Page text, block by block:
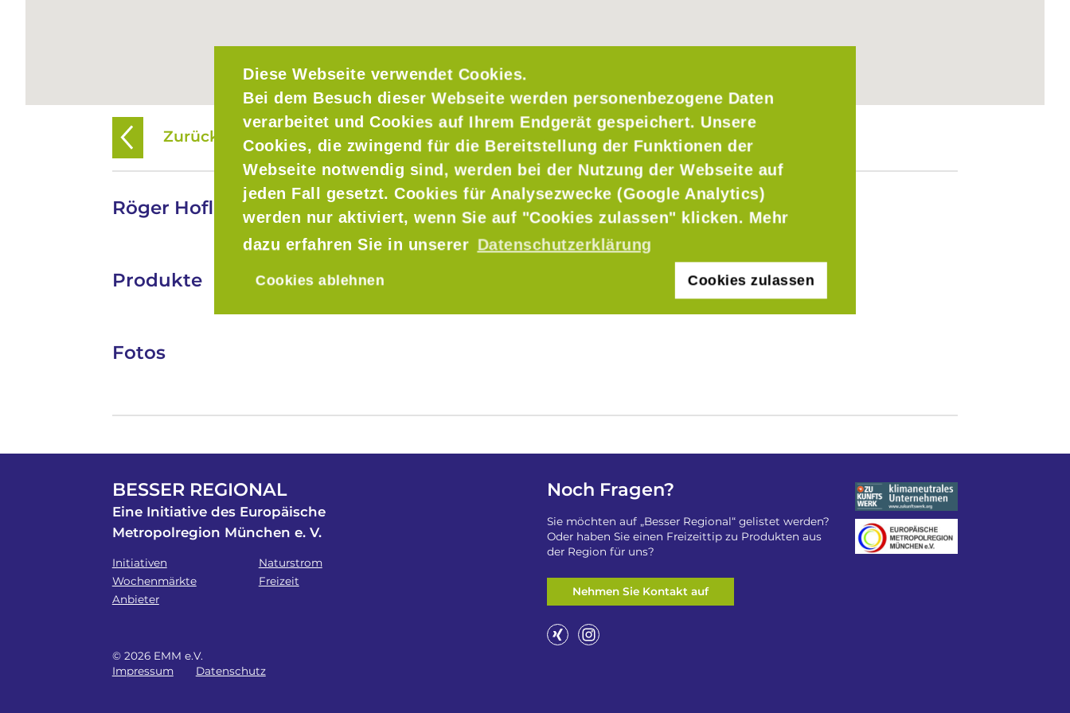
Diese Webseite verwendet Cookies.
Bei dem Besuch dieser Webseite werden personenbezogene Daten
verarbeitet und Cookies auf Ihrem Endgerät gespeichert. Unsere
Cookies, die zwingend für die Bereitstellung der Funktionen der
Webseite notwendig sind, werden bei der Nutzung der Webseite auf
jeden Fall gesetzt. Cookies für Analysezwecke (Google Analytics)
werden nur aktiviert, wenn Sie auf "Cookies zulassen" klicken. Mehr
dazu erfahren Sie in unserer Datenschutzerklärung
Cookies ablehnen Cookies zulassen
Zurück zur Übersicht
Röger Hofladen GbR
Produkte
Fotos
BESSER REGIONAL
Eine Initiative des Europäische
Metropolregion München e. V.
Initiativen
Wochenmärkte
Anbieter
Naturstrom
Freizeit
© 2026 EMM e.V.
Impressum
Datenschutz
Noch Fragen?
Sie möchten auf „Besser Regional“ gelistet werden?
Oder haben Sie einen Freizeittip zu Produkten aus
der Region für uns?
Nehmen Sie Kontakt auf